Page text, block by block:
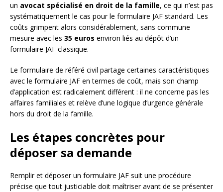
un avocat spécialisé en droit de la famille, ce qui n’est pas
systématiquement le cas pour le formulaire JAF standard. Les
coûts grimpent alors considérablement, sans commune
mesure avec les 35 euros environ liés au dépôt d’un
formulaire JAF classique.
Le formulaire de référé civil partage certaines caractéristiques
avec le formulaire JAF en termes de coût, mais son champ
d’application est radicalement différent : il ne concerne pas les
affaires familiales et relève d’une logique d’urgence générale
hors du droit de la famille.
Les étapes concrètes pour
déposer sa demande
Remplir et déposer un formulaire JAF suit une procédure
précise que tout justiciable doit maîtriser avant de se présenter